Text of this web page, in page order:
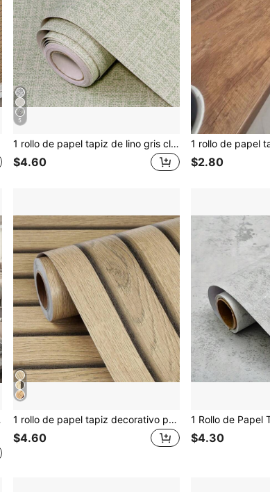
5
1 rollo de papel tapiz de lino gris claro autoadhesivo y extraíble para decoración del hogar, dormitorio, comedor, cocina, muebles, gabinetes, paredes, remodelación, decoración de interiores, sala de estar, oficina, baño y talla grande.
$4.60 $2.80
1 rollo de papel tapiz decorativo para el hogar a rayas en beige, impermeable y resistente al aceite para la decoración de la cocina, papel tapiz autoadhesivo removible con patrón de madera de PVC. Papel tapiz adhesivo para renovar gabinetes de cocina, dormitorio, sala de estar, encimera, muebles. Paneles de pared, papel tapiz, artículos de decoración primaveral para renovar su hogar, adhesivos de decoración
$4.60 $4.30